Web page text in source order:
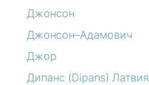
Джонсон
Джонсон–Адамович
Джор
Дипанс (Dipans) Латвия